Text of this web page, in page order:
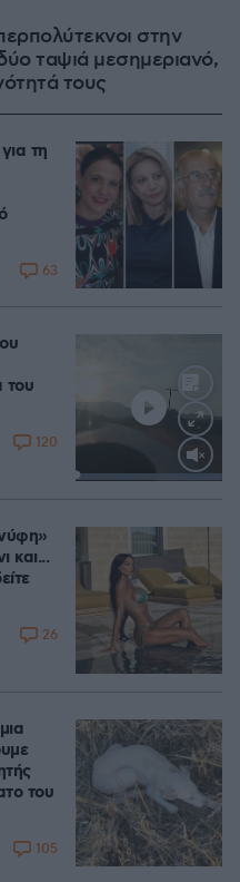
στην
ταψιά μεσημεριανό,
τους
τη
63
Loaded:
του
120
και...
26
του
105